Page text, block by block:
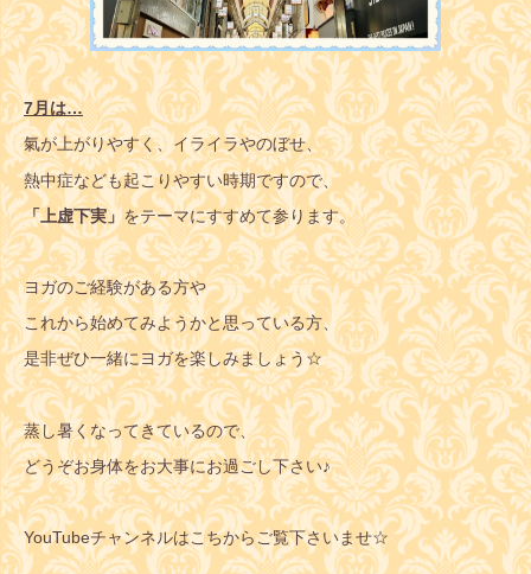
7月は…
氣が上がりやすく、イライラやのぼせ、
熱中症なども起こりやすい時期ですので、
「上虚下実」をテーマにすすめて参ります。
ヨガのご経験がある方や
これから始めてみようかと思っている方、
是非ぜひ一緒にヨガを楽しみましょう☆
蒸し暑くなってきているので、
どうぞお身体をお大事にお過ごし下さい♪
YouTubeチャンネルはこちからご覧下さいませ☆